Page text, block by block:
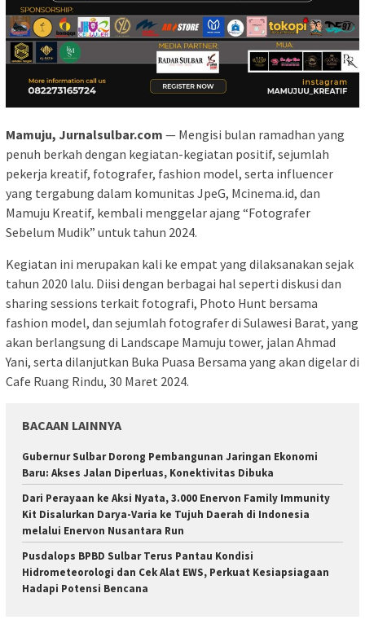
Mamuju, Jurnalsulbar.com — Mengisi bulan ramadhan yang
penuh berkah dengan kegiatan-kegiatan positif, sejumlah
pekerja kreatif, fotografer, fashion model, serta influencer
yang tergabung dalam komunitas JpeG, Mcinema.id, dan
Mamuju Kreatif, kembali menggelar ajang “Fotografer
Sebelum Mudik” untuk tahun 2024.
Kegiatan ini merupakan kali ke empat yang dilaksanakan sejak
tahun 2020 lalu. Diisi dengan berbagai hal seperti diskusi dan
sharing sessions terkait fotografi, Photo Hunt bersama
fashion model, dan sejumlah fotografer di Sulawesi Barat, yang
akan berlangsung di Landscape Mamuju tower, jalan Ahmad
Yani, serta dilanjutkan Buka Puasa Bersama yang akan digelar di
Cafe Ruang Rindu, 30 Maret 2024.
BACAAN LAINNYA
Gubernur Sulbar Dorong Pembangunan Jaringan Ekonomi
Baru: Akses Jalan Diperluas, Konektivitas Dibuka
Dari Perayaan ke Aksi Nyata, 3.000 Enervon Family Immunity
Kit Disalurkan Darya-Varia ke Tujuh Daerah di Indonesia
melalui Enervon Nusantara Run
Pusdalops BPBD Sulbar Terus Pantau Kondisi
Hidrometeorologi dan Cek Alat EWS, Perkuat Kesiapsiagaan
Hadapi Potensi Bencana